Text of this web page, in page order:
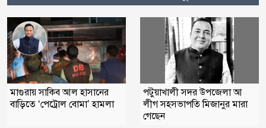
মাগুরায় সাকিব আল হাসানের
বাড়িতে ‘পেট্রোল বোমা’ হামলা
পটুয়াখালী সদর উপজেলা আ
লীগ সহসভাপতি মিজানুর মারা
গেছেন